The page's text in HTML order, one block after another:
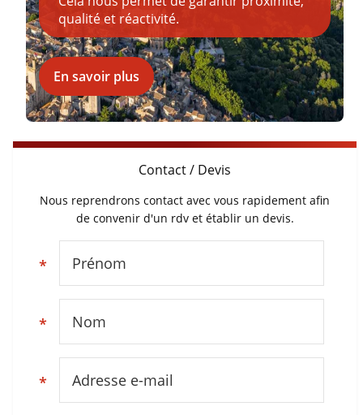
qualité et réactivité.
En savoir plus
Contact / Devis
Nous reprendrons contact avec vous rapidement afin
de convenir d'un rdv et établir un devis.
* Prénom
* Nom
* Adresse e-mail